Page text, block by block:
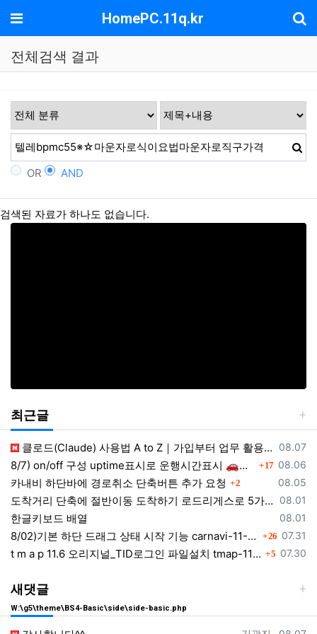
메뉴 HomePC.11q.kr
전체검색 결과
OR AND
검색된 자료가 하나도 없습니다.
최근글
등록일
08.07
클로드(Claude) 사용법 A to Z｜가입부터 업무 활용법 VSCODE 연결 까지
등록일
08.06
8/7) on/off 구성 uptime표시로 운행시간표시 🚗최근목적지 바로가기 및 ⛔이전화면이동과 260807 댓글
17
등록일
08.05
카내비 하단바에 경로취소 단축버튼 추가 요청 댓글
2
등록일
08.01
도착거리 단축에 절반이동 도착하기 로드리게스로 5가지를 한 번에 배우세요
등록일
08.01
한글키보드 배열
등록일
07.31
8/02)기본 하단 드래그 상태 시작 기능 carnavi-11-6-0-3944_cargps_260802.apk 댓글
26
등록일
07.30
t m a p 11.6 오리지널_TID로그인 파일설치 tmap-11-6-0-3944_org signed.apk 댓글
5
새댓글
W:\g5\theme\BS4-Basic\side\side-basic.php